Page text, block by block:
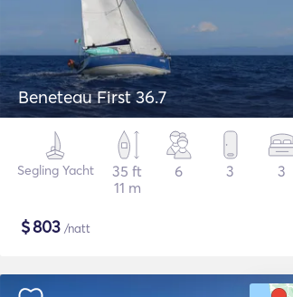
Beneteau First 36.7
Segling Yacht
35 ft
11 m
6 3 3
$803 /natt